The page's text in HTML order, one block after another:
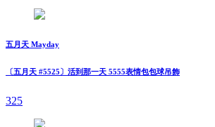
五月天 Mayday
〔五月天 #5525〕活到那一天 5555表情包包球吊飾
325